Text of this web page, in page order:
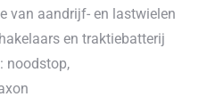
van aandrijf- en lastwielen
en traktiebatterij
noodstop,